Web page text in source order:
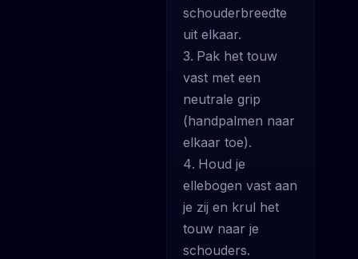
schouderbreedte
uit elkaar.
Pak het touw
vast met een
neutrale grip
(handpalmen naar
elkaar toe).
Houd je
ellebogen vast aan
je zij en krul het
touw naar je
schouders.